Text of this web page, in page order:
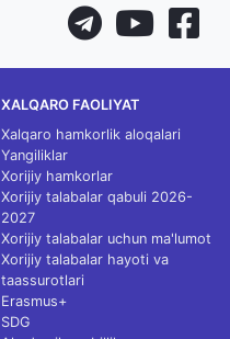
XALQARO FAOLIYAT
Xalqaro hamkorlik aloqalari
Yangiliklar
Xorijiy hamkorlar
Xorijiy talabalar qabuli 2026-
2027
Xorijiy talabalar uchun ma'lumot
Xorijiy talabalar hayoti va
taassurotlari
Erasmus+
SDG